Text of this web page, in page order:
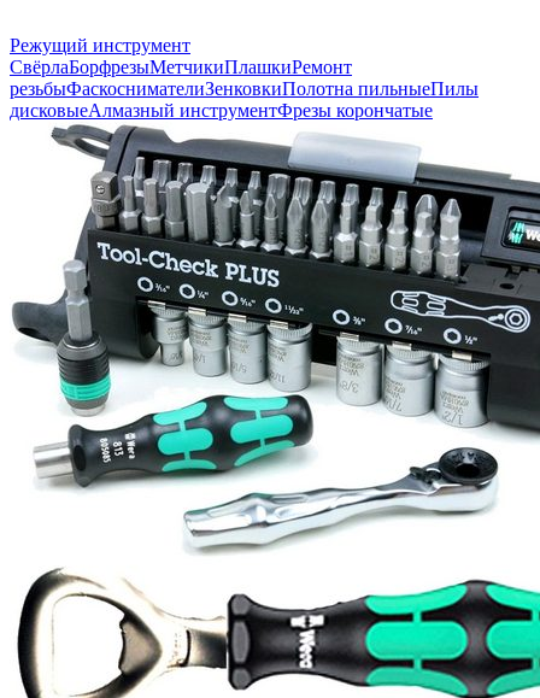
Режущий инструмент
СвёрлаБорфрезыМетчикиПлашкиРемонт
резьбыФаскоснимателиЗенковкиПолотна пильныеПилы
дисковыеАлмазный инструментФрезы корончатые